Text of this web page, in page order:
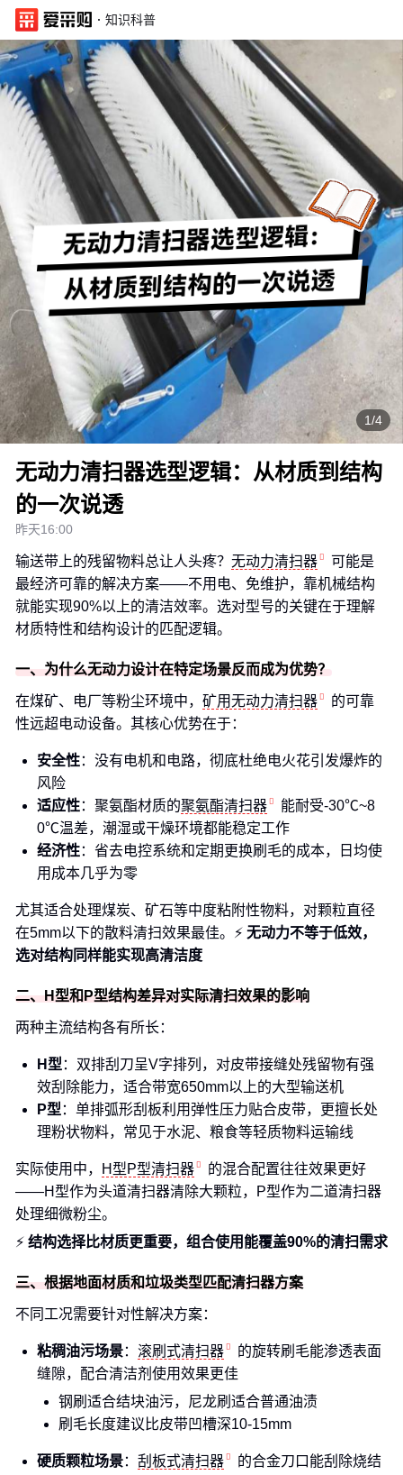
· 知识科普
1/4
无动力清扫器选型逻辑：从材质到结构
的一次说透
昨天16:00
输送带上的残留物料总让人头疼？ 无动力清扫器
可能是
最经济可靠的解决方案——不用电、免维护，靠机械结构
就能实现90%以上的清洁效率。选对型号的关键在于理解
材质特性和结构设计的匹配逻辑。
一、为什么无动力设计在特定场景反而成为优势？
在煤矿、电厂等粉尘环境中， 矿用无动力清扫器
的可靠
性远超电动设备。其核心优势在于：
安全性：没有电机和电路，彻底杜绝电火花引发爆炸的
风险
适应性：聚氨酯材质的聚氨酯清扫器
能耐受-30℃~8
0℃温差，潮湿或干燥环境都能稳定工作
经济性：省去电控系统和定期更换刷毛的成本，日均使
用成本几乎为零
尤其适合处理煤炭、矿石等中度粘附性物料，对颗粒直径
在5mm以下的散料清扫效果最佳。⚡️ 无动力不等于低效，
选对结构同样能实现高清洁度
二、H型和P型结构差异对实际清扫效果的影响
两种主流结构各有所长：
H型 ：双排刮刀呈V字排列，对皮带接缝处残留物有强
效刮除能力，适合带宽650mm以上的大型输送机
P型 ：单排弧形刮板利用弹性压力贴合皮带，更擅长处
理粉状物料，常见于水泥、粮食等轻质物料运输线
实际使用中， H型P型清扫器
的混合配置往往效果更好
——H型作为头道清扫器清除大颗粒，P型作为二道清扫器
处理细微粉尘。
⚡️ 结构选择比材质更重要，组合使用能覆盖90%的清扫需求
三、根据地面材质和垃圾类型匹配清扫器方案
不同工况需要针对性解决方案：
粘稠油污场景： 滚刷式清扫器
的旋转刷毛能渗透表面
缝隙，配合清洁剂使用效果更佳
钢刷适合结块油污，尼龙刷适合普通油渍
刷毛长度建议比皮带凹槽深10-15mm
硬质颗粒场景： 刮板式清扫器
的合金刀口能刮除烧结